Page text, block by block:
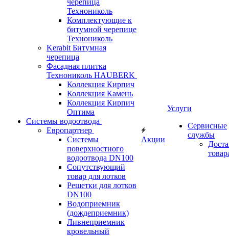
черепица
Технониколь
Комплектующие к
битумной черепице
Технониколь
Kerabit Битумная
черепица
Фасадная плитка
Технониколь HAUBERK
Кол​лекция Кирпич
Кол​лекция Камень
Коллекция Кирпич
Оптима
Системы водоотвода
Европартнер
Системы
поверхностного
водоотвода DN100
Сопутствующий
товар для лотков
Решетки для лотков
DN100
Водоприемник
(дождеприемник)
Ливнеприемник
кровельный
Акции
Услуги
Сервисные
службы